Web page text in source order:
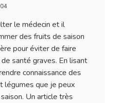
le médecin et il
des fruits de saison
pour éviter de faire
santé graves. En lisant
connaissance des
légumes que je peux
Un article très